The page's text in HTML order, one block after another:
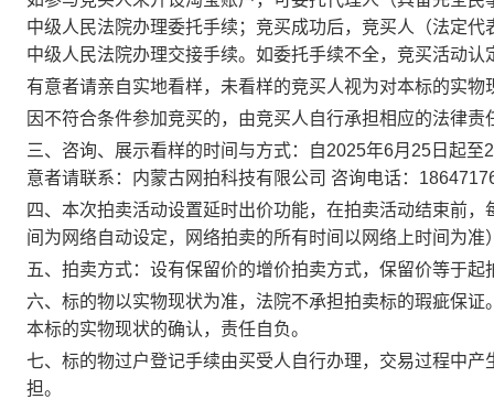
中级人民法院办理委托手续；竞买成功后，竞买人（法定
中级人民法院办理交接手续。如委托手续不全，竞买活动认
有意者请亲自实地看样，未看样的竞买人视为对本标的实物
因不符合条件参加竞买的，由竞买人自行承担相应的法律责
三、咨询、展示看样的时间与方式：
自2025年6月 25 日起至
意者请联系：内蒙古网拍科技有限公司 咨询电话：
四、本次拍卖活动设置延时出价功能，在拍卖活动结束前，
间为网络自动设定，网络拍卖的所有时间以网络上时间为准
五、拍卖方式：设有保留价的增价拍卖方式，保留价等于
六、标的物以实物现状为准，法院不承担拍卖标的瑕疵保
本标的实物现状的确认，责任自负。
七、标的物过户登记手续由买受人自行办理，交易过程中
担。